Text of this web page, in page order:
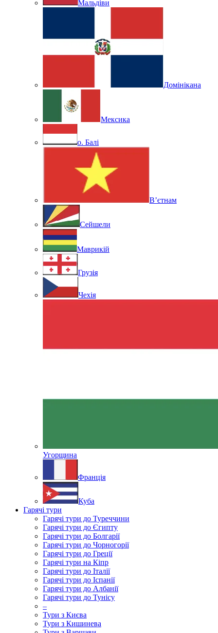
Мальдіви
Домінікана
Мексика
о. Балі
В’єтнам
Сейшели
Маврикій
Грузія
Чехія
Угорщина
Франція
Куба
Гарячі тури
Гарячі тури до Туреччини
Гарячі тури до Єгипту
Гарячі тури до Болгарії
Гарячі тури до Чорногорії
Гарячі тури до Греції
Гарячі тури на Кіпр
Гарячі тури до Італії
Гарячі тури до Іспанії
Гарячі тури до Албанії
Гарячі тури до Тунісу
–
Тури з Києва
Тури з Кишинева